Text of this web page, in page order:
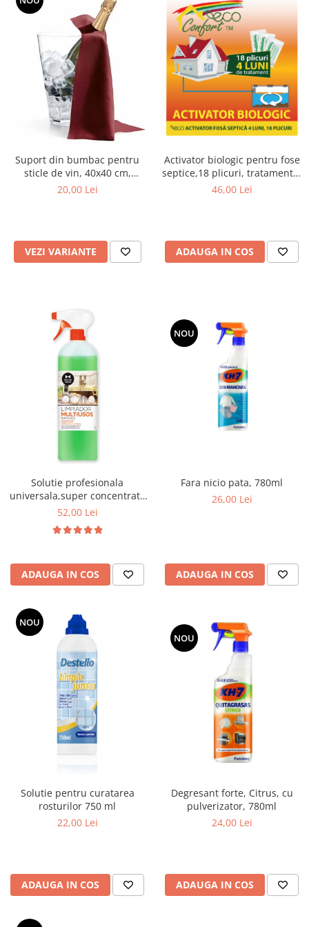
Suport din bumbac pentru
sticle de vin, 40x40 cm,
diferite culori
20,00 Lei
VEZI VARIANTE
Activator biologic pentru fose
septice,18 plicuri, tratament 4
luni
46,00 Lei
ADAUGA IN COS
Solutie profesionala
universala,super concentrata
si parfumata Multiusos,1000
52,00 Lei
ADAUGA IN COS
NOU
Fara nicio pata, 780ml
26,00 Lei
ADAUGA IN COS
NOU
Solutie pentru curatarea
rosturilor 750 ml
22,00 Lei
ADAUGA IN COS
NOU
Degresant forte, Citrus, cu
pulverizator, 780ml
24,00 Lei
ADAUGA IN COS